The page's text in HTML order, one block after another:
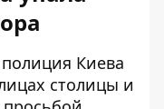
Киева
столицы и